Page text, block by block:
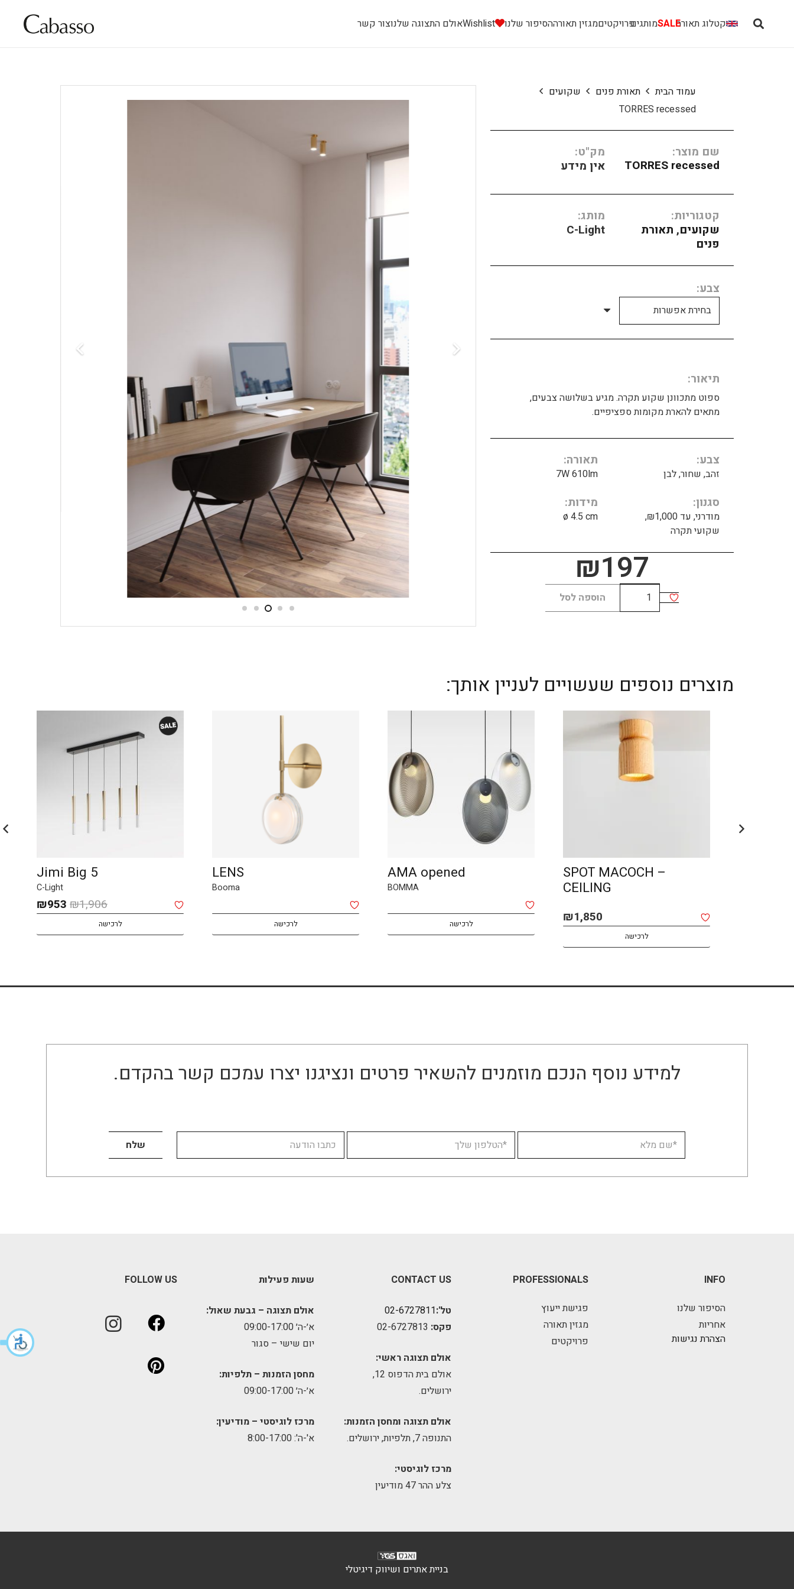
קטלוג תאורהSALEמותגיםפרויקטיםמגזין תאורההסיפור שלנו Wishlistאולם התצוגה שלנוצור קשר
עמוד הבית תאורת פנים
שקועים
TORRES recessed
שם מוצר:
TORRES recessed
מק"ט:
אין מידע
קטגוריות:
שקועים, תאורת
פנים
מותג:
C-Light
צבע
תיאור
ספוט מתכוונן שקוע תקרה. מגיע בשלושה צבעים,
מתאים להארת מקומות ספציפיים.
צבע
זהב, שחור, לבן
תאורה
7W 610lm
סגנון
מודרני, עד ₪1,000,
שקועי תקרה
מידות
ø 4.5 cm
₪197
כמות
של
הוספה לסל
מוצרים נוספים שעשויים לעניין אותך:
SPOT MACOCH –
CEILING
₪1,850
לרכישה
AMA opened
BOMMA
לרכישה
LENS
Booma
לרכישה
Jimi Big 5
C-Light
₪1,906
המחיר
המקורי
היה:
₪953
הנוכחי
הוא:
לרכישה
למידע נוסף הנכם מוזמנים להשאיר פרטים ונציגנו יצרו עמכם קשר בהקדם.
INFO
הסיפור שלנו
אחריות
הצהרת נגישות
PROFESSIONALS
פגישת ייעוץ
מגזין תאורה
פרויקטים
CONTACT US
טל':02-6727811
פקס:
אולם תצוגה ראשי:
אולם בית הדפוס 12,
ירושלים.
אולם תצוגה ומחסן הזמנות:
התנופה 7, תלפיות, ירושלים.
מרכז לוגיסטי:
צלע ההר 47 מודיעין
שעות פעילות
אולם תצוגה – גבעת שאול:
א׳-ה׳ 09:00-17:00
יום שישי – סגור
מחסן הזמנות – תלפיות:
א׳-ה׳ 09:00-17:00
מרכז לוגיסטי – מודיעין:
א'-ה': 8:00-17:00
FOLLOW US
בניית אתרים ושיווק דיגיטלי